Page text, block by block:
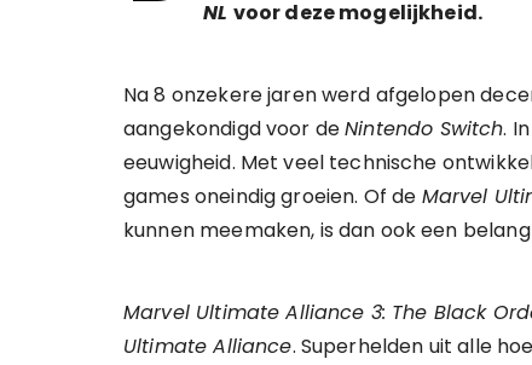
NL voor deze mogelijkheid.
Na 8 onzekere jaren werd afgelopen
aangekondigd voor deNintendo Switch.
eeuwigheid. Met veel technische
games oneindig groeien. Of de Marvel
kunnen meemaken, is dan ook een
Marvel Ultimate Alliance 3: The Black
Ultimate Alliance. Superhelden uit alle